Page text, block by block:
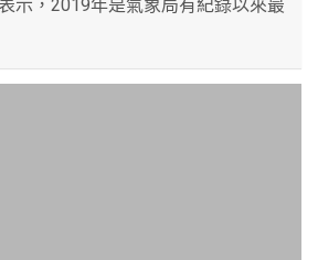
示，2019年是氣象局有紀錄以來最